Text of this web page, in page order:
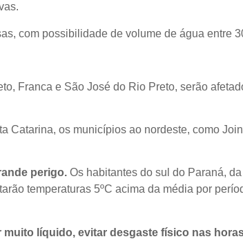
com possibilidade de volume de água entre
Franca e São José do Rio Preto, serão
Catarina, os municípios ao nordeste, como
perigo. Os habitantes do sul do Paraná,
temperaturas 5ºC acima da média por
líquido, evitar desgaste físico nas